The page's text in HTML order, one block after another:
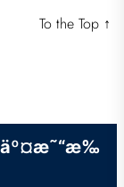
To the Top ↑